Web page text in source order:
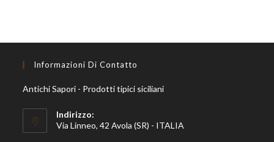
Informazioni Di Contatto
Antichi Sapori - Prodotti tipici siciliani
Indirizzo:
Via Linneo, 42 Avola (SR) - ITALIA